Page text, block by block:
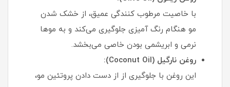
با خاصیت مرطوب کنندگی عمیق، از خشک شدن
مو هنگام رنگ آمیزی جلوگیری می‌کند و به موها
نرمی و ابریشمی بودن خاصی می‌بخشد.
روغن نارگیل (Coconut Oil):
این روغن با جلوگیری از از دست دادن پروتئین مو،